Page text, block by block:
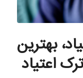
بهترین